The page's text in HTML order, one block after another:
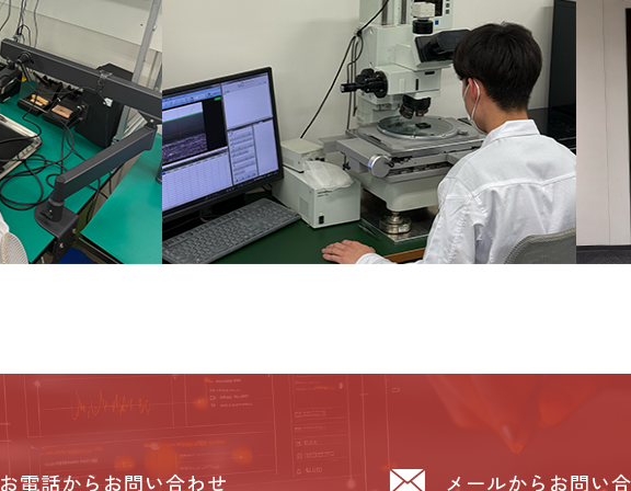
お電話からお問い合わせ メールからお問い